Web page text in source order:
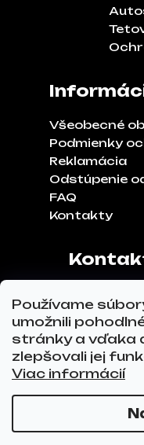
Používame
umožnili
stránky a vďaka
zlepšovali jej
Viac informácií
Všeobecné
Podmienky
Reklamácia
Odstúpenie
FAQ
Kontakty
Tel.č.:
Email: